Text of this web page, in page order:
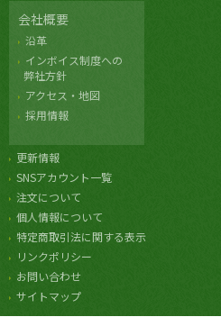
会社概要
沿革
インボイス制度への
弊社方針
アクセス・地図
採用情報
更新情報
SNSアカウント一覧
注文について
個人情報について
特定商取引法に関する表示
リンクポリシー
お問い合わせ
サイトマップ